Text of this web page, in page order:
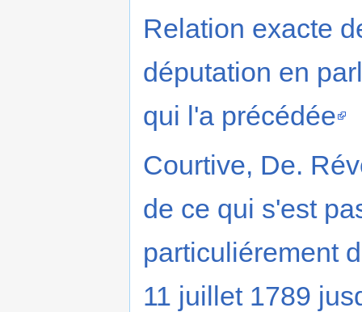
Relation exacte
députation en
qui l'a précédée
Courtive, De.
de ce qui s'est
particuliérement
11 juillet 1789